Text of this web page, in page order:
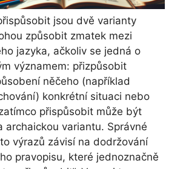
jsou dvě varianty
způsobit zmatek mezi
jazyka, ačkoliv se jedná o
významem: přizpůsobit
něčeho (například
konkrétní situaci nebo
přispůsobit může být
archaickou variantu. Správné
výrazů závisí na dodržování
pravopisu, které jednoznačně